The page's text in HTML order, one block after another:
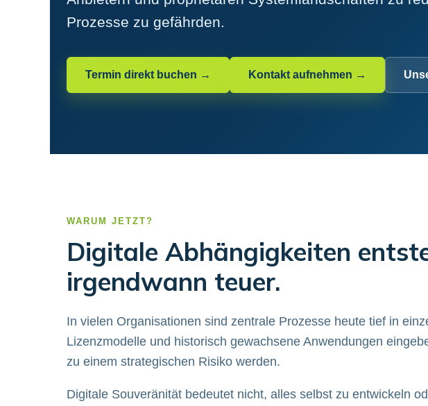
Prozesse zu gefährden.
Termin direkt buchen → Kontakt aufnehmen →
WARUM JETZT?
Digitale Abhängigkeiten
irgendwann teuer.
In vielen Organisationen sind zentrale Prozesse heute tief in
Lizenzmodelle und historisch gewachsene Anwendungen
zu einem strategischen Risiko werden.
Digitale Souveränität bedeutet nicht, alles selbst zu entwickeln